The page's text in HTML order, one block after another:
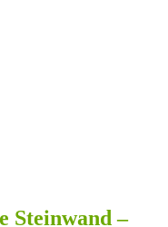
Steinwand –